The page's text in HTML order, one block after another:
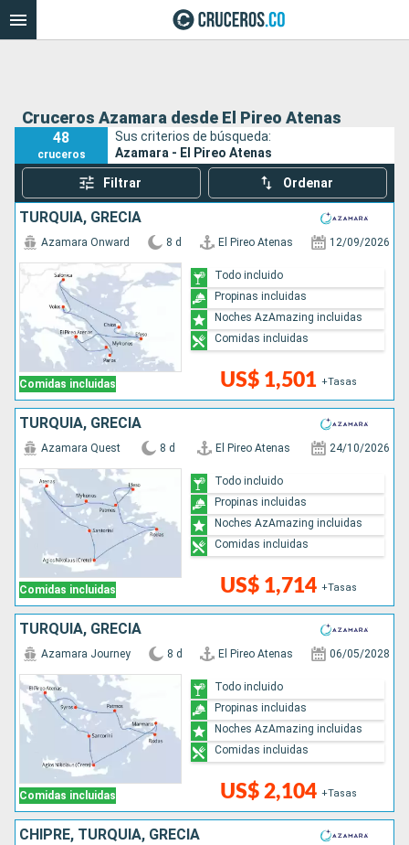
Cruceros Azamara desde El Pireo Atenas
48
cruceros
Sus criterios de búsqueda:
Azamara - El Pireo Atenas
Filtrar Ordenar
TURQUÍA, GRECIA
Comidas incluidas
Azamara Onward 8 d El Pireo Atenas 12/09/2026
US$ 1,501 +Tasas
Todo incluido
Propinas incluidas
Noches AzAmazing incluidas
Comidas incluidas
TURQUÍA, GRECIA
Comidas incluidas
Azamara Quest 8 d El Pireo Atenas 24/10/2026
US$ 1,714 +Tasas
Todo incluido
Propinas incluidas
Noches AzAmazing incluidas
Comidas incluidas
TURQUÍA, GRECIA
Comidas incluidas
Azamara Journey 8 d El Pireo Atenas 06/05/2028
US$ 2,104 +Tasas
Todo incluido
Propinas incluidas
Noches AzAmazing incluidas
Comidas incluidas
CHIPRE, TURQUÍA, GRECIA